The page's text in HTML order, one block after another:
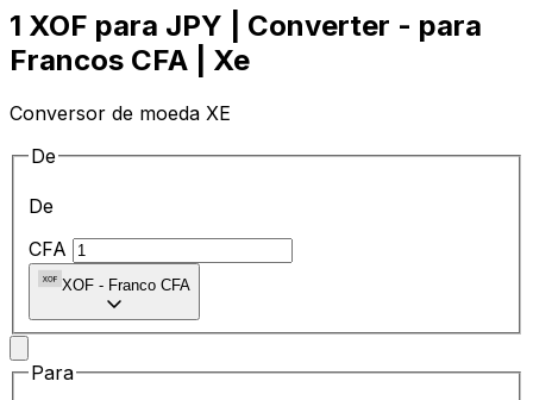
1 XOF para JPY | Converter - para
Francos CFA | Xe
Conversor de moeda XE
De
De
CFA
XOF - Franco CFA
Para